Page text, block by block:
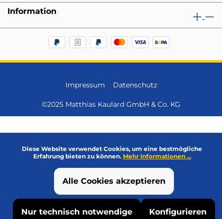
Information
Impressum Datenschutz
©2025 Matthias Kaulard GmbH & Co. KG
Diese Website verwendet Cookies, um eine bestmögliche
Erfahrung bieten zu können. Mehr Informationen ...
Nur technisch notwendige Konfigurieren
Alle Cookies akzeptieren